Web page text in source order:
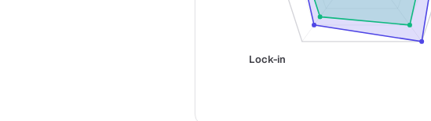
Lock-in